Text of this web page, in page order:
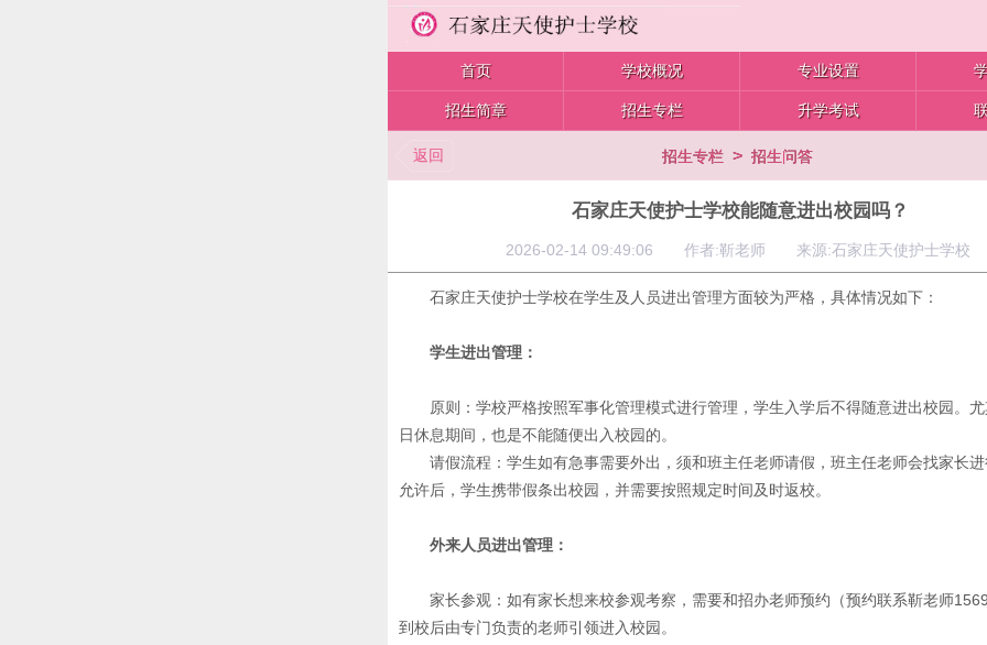
首页 学校概况 专业设置
招生简章 招生专栏 升学考试
返回 招生专栏 > 招生问答
石家庄天使护士学校能随意进出校园吗？
2026-02-14 09:49:06 作者:靳老师 来源:石家庄天使护士学校
石家庄天使护士学校在学生及人员进出管理方面较为严格，具体情况如下：
学生进出管理：
原则：学校严格按照军事化管理模式进行管理，学生入学后不得随意进出校园。
日休息期间，也是不能随便出入校园的。
请假流程：学生如有急事需要外出，须和班主任老师请假，班主任老师会找家长
允许后，学生携带假条出校园，并需要按照规定时间及时返校。
外来人员进出管理：
家长参观：如有家长想来校参观考察，需要和招办老师预约（预约联系靳老师
到校后由专门负责的老师引领进入校园。